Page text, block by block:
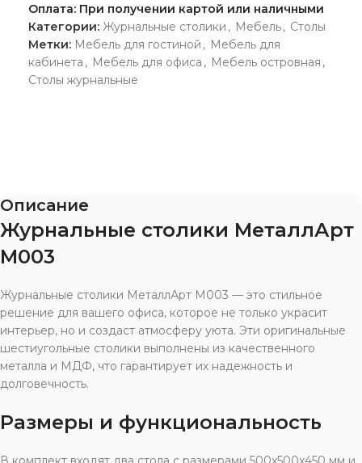
Оплата: При получении картой или наличными
Категории: Журнальные столики , Мебель, Столы
Метки: Мебель для гостиной , Мебель для
кабинета , Мебель для офиса , Мебель островная ,
Столы журнальные
Описание
Журнальные столики МеталлАрт
М003
Журнальные столики МеталлАрт М003 — это стильное
решение для вашего офиса, которое не только украсит
интерьер, но и создаст атмосферу уюта. Эти оригинальные
шестиугольные столики выполнены из качественного
металла и МДФ, что гарантирует их надежность и
долговечность.
Размеры и функциональность